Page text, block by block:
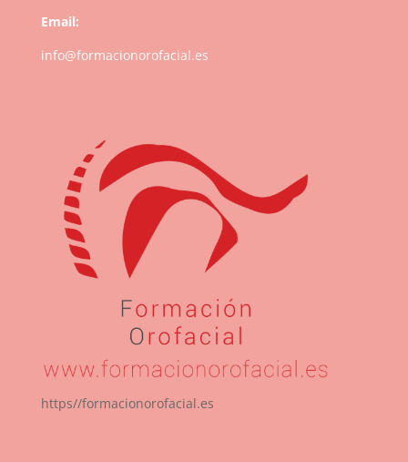
Email:
info@formacionorofacial.es
https//formacionorofacial.es